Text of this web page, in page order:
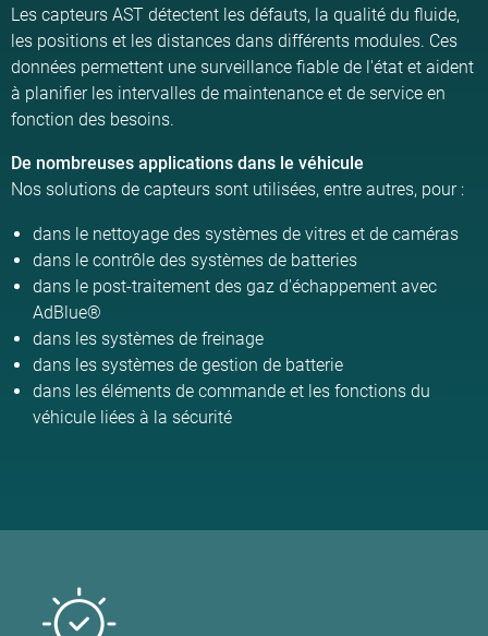
Les capteurs AST détectent les défauts, la qualité du fluide,
les positions et les distances dans différents modules. Ces
données permettent une surveillance fiable de l'état et aident
à planifier les intervalles de maintenance et de service en
fonction des besoins.
De nombreuses applications dans le véhicule
Nos solutions de capteurs sont utilisées, entre autres, pour :
dans le nettoyage des systèmes de vitres et de caméras
dans le contrôle des systèmes de batteries
dans le post-traitement des gaz d'échappement avec
AdBlue®
dans les systèmes de freinage
dans les systèmes de gestion de batterie
dans les éléments de commande et les fonctions du
véhicule liées à la sécurité